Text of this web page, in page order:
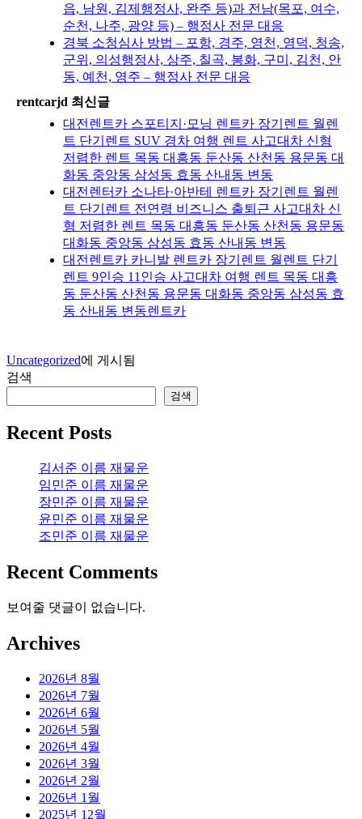
읍, 남원, 김제행정사, 완주 등)과 전남(목포, 여수,
순천, 나주, 광양 등) – 행정사 전문 대응
경북 소청심사 방법 – 포항, 경주, 영천, 영덕, 청송,
군위, 의성행정사, 상주, 칠곡, 봉화, 구미, 김천, 안
동, 예천, 영주 – 행정사 전문 대응
rentcarjd 최신글
대전렌트카 스포티지·모닝 렌트카 장기렌트 월렌
트 단기렌트 SUV 경차 여행 렌트 사고대차 신형
저렴한 렌트 목동 대흥동 둔산동 산천동 용문동 대
화동 중앙동 삼성동 효동 산내동 변동
대전렌터카 소나타·아반테 렌트카 장기렌트 월렌
트 단기렌트 전연령 비즈니스 출퇴근 사고대차 신
형 저렴한 렌트 목동 대흥동 둔산동 산천동 용문동
대화동 중앙동 삼성동 효동 산내동 변동
대전렌트카 카니발 렌트카 장기렌트 월렌트 단기
렌트 9인승 11인승 사고대차 여행 렌트 목동 대흥
동 둔산동 산천동 용문동 대화동 중앙동 삼성동 효
동 산내동 변동렌트카
Uncategorized에 게시됨
검색
검색
Recent Posts
김서준 이름 재물운
임민준 이름 재물운
장민준 이름 재물운
윤민준 이름 재물운
조민준 이름 재물운
Recent Comments
보여줄 댓글이 없습니다.
Archives
2026년 8월
2026년 7월
2026년 6월
2026년 5월
2026년 4월
2026년 3월
2026년 2월
2026년 1월
2025년 12월